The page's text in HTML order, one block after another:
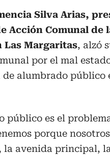
Silva Arias,
Acción Comunal de
Las Margaritas, alzó
por el mal
alumbrado público
público es el
porque
la avenida principal,